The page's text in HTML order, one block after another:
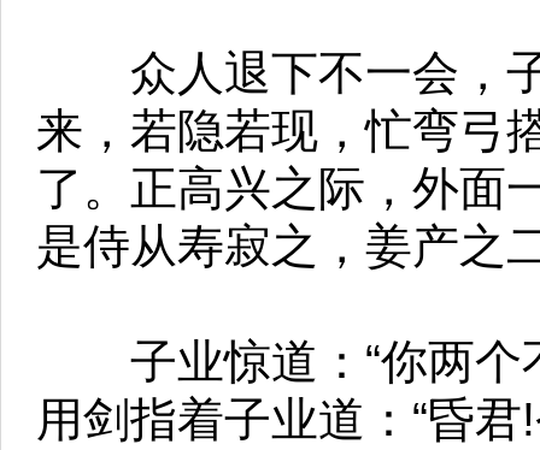
众人退下不一会，子
来，若隐若现，忙弯弓
了。正高兴之际，外面
是侍从寿寂之，姜产之
子业惊道：“你两个
用剑指着子业道：“昏